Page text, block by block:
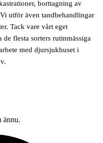
borttagning av
utför även tandbehandlingar
Tack vare vårt eget
flesta sorters rutinmässiga
med djursjukhuset i
ännu.